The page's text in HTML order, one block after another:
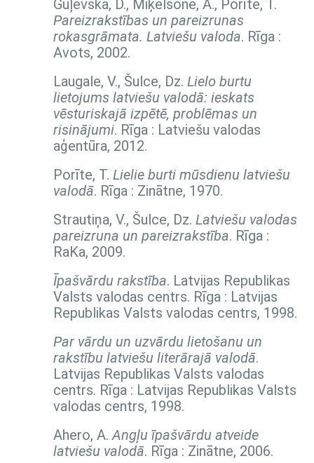
Guļevska, D., Miķelsone, A., Porīte, T.
Pareizrakstības un pareizrunas
rokasgrāmata. Latviešu valoda. Rīga :
Avots, 2002.
Laugale, V., Šulce, Dz. Lielo burtu
lietojums latviešu valodā: ieskats
vēsturiskajā izpētē, problēmas un
risinājumi. Rīga : Latviešu valodas
aģentūra, 2012.
Porīte, T. Lielie burti mūsdienu latviešu
valodā. Rīga : Zinātne, 1970.
Strautiņa, V., Šulce, Dz. Latviešu valodas
pareizruna un pareizrakstība. Rīga :
RaKa, 2009.
Īpašvārdu rakstība. Latvijas Republikas
Valsts valodas centrs. Rīga : Latvijas
Republikas Valsts valodas centrs, 1998.
Par vārdu un uzvārdu lietošanu un
rakstību latviešu literārajā valodā.
Latvijas Republikas Valsts valodas
centrs. Rīga : Latvijas Republikas Valsts
valodas centrs, 1998.
Ahero, A.Angļu īpašvārdu atveide
latviešu valodā. Rīga : Zinātne, 2006.